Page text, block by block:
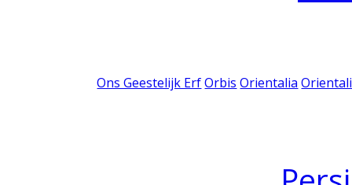
Ons Geestelijk Erf Orbis Orientalia